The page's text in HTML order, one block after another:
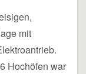
mit
Hochöfen war